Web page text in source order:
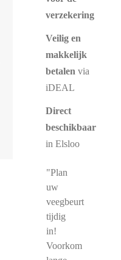
verzekering
Veilig en
makkelijk
betalen via
iDEAL
Direct
beschikbaar
in Elsloo
"Plan
uw
veegbeurt
tijdig
in!
Voorkom